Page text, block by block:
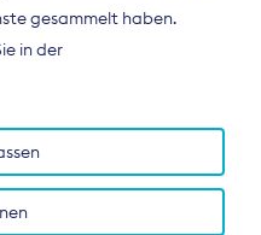
und
als
der
gesammelt haben.
in der